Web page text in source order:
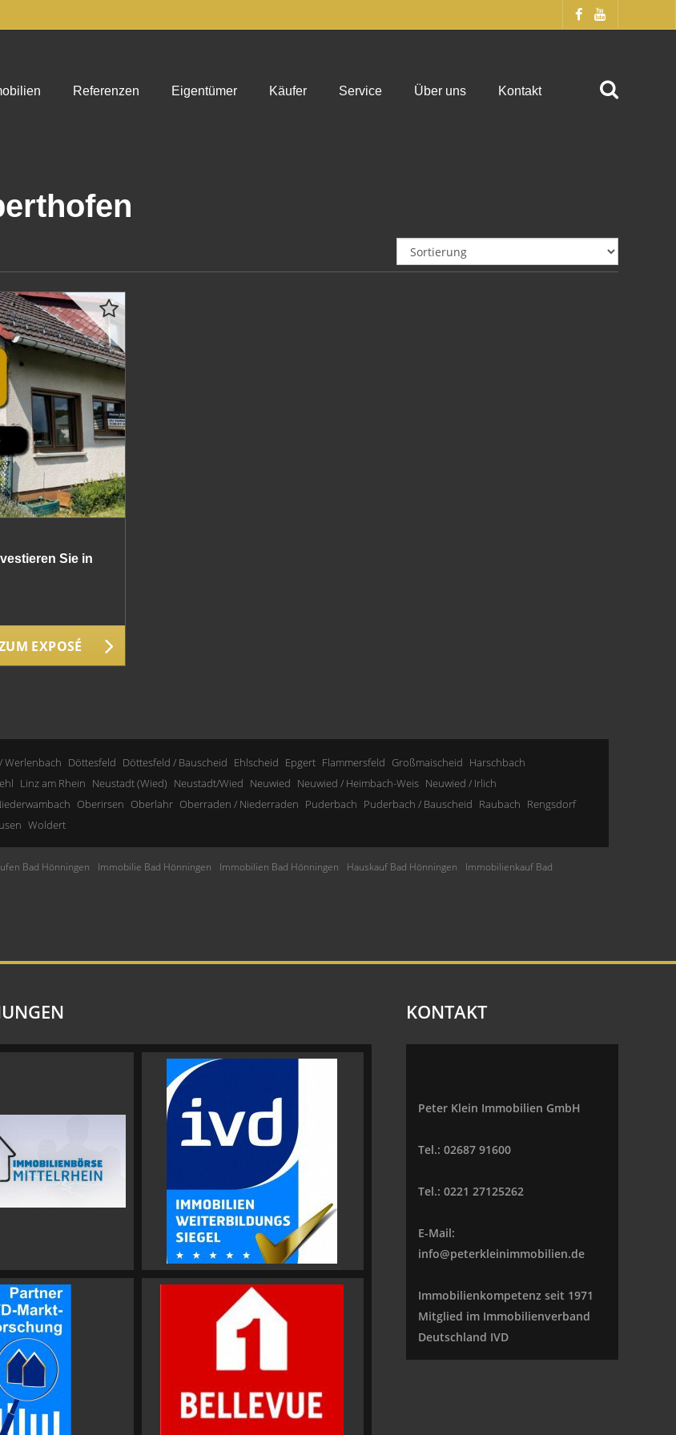
Referenzen Eigentümer Käufer Service Über uns Kontakt
Sie in
EXPOSÉ
Werlenbach Döttesfeld Döttesfeld / Bauscheid Ehlscheid Epgert Flammersfeld Großmaischeid Harschbach
Linz am Rhein Neustadt (Wied) Neustadt/Wied Neuwied Neuwied / Heimbach-Weis Neuwied / Irlich
Oberirsen Oberlahr Oberraden / Niederraden Puderbach Puderbach / Bauscheid Raubach Rengsdorf
Woldert
Bad Hönningen Immobilie Bad Hönningen Immobilien Bad Hönningen Hauskauf Bad Hönningen
Immobilienkauf Bad
KONTAKT
Peter Klein Immobilien GmbH
Tel.: 02687 91600
Tel.: 0221 27125262
E-Mail:
info@peterkleinimmobilien.de
Immobilienkompetenz seit 1971
Mitglied im Immobilienverband
Deutschland IVD